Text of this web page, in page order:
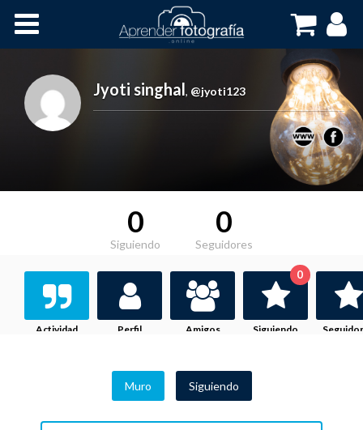
Cursos OnLine
Jyoti singhal, @jyoti123
0
Siguiendo
0
Seguidores
Actividad Perfil Amigos Siguiendo
0
Muro Siguiendo